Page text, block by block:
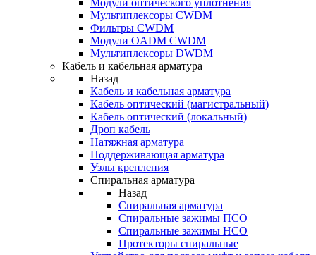
Модули оптического уплотнения
Мультиплексоры CWDM
Фильтры CWDM
Модули OADM CWDM
Мультиплексоры DWDM
Кабель и кабельная арматура
Назад
Кабель и кабельная арматура
Кабель оптический (магистральный)
Кабель оптический (локальный)
Дроп кабель
Натяжная арматура
Поддерживающая арматура
Узлы крепления
Спиральная арматура
Назад
Спиральная арматура
Спиральные зажимы ПСО
Спиральные зажимы НСО
Протекторы спиральные